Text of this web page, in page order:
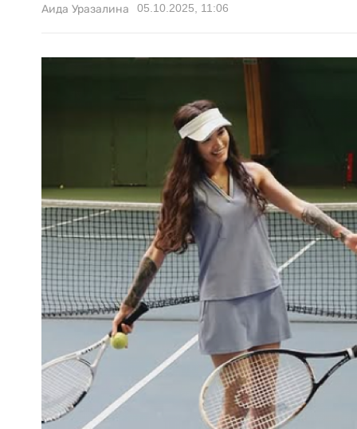
Аида Уразалина 05.10.2025, 11:06